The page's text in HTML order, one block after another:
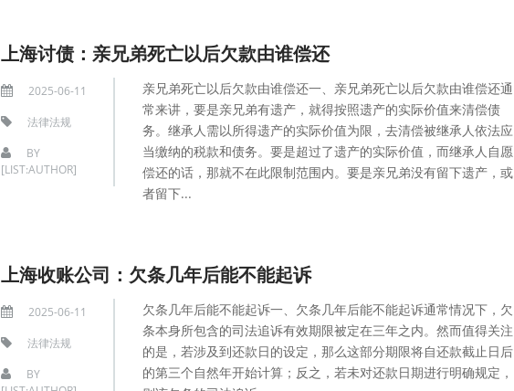
上海讨债：亲兄弟死亡以后欠款由谁偿还
2025-06-11
法律法规
BY
[LIST:AUTHOR]
亲兄弟死亡以后欠款由谁偿还一、亲兄弟死亡以后欠款由谁偿还通
常来讲，要是亲兄弟有遗产，就得按照遗产的实际价值来清偿债
务。继承人需以所得遗产的实际价值为限，去清偿被继承人依法应
当缴纳的税款和债务。要是超过了遗产的实际价值，而继承人自愿
偿还的话，那就不在此限制范围内。要是亲兄弟没有留下遗产，或
者留下...
上海收账公司：欠条几年后能不能起诉
2025-06-11
法律法规
BY
欠条几年后能不能起诉一、欠条几年后能不能起诉通常情况下，欠
条本身所包含的司法追诉有效期限被定在三年之内。然而值得关注
的是，若涉及到还款日的设定，那么这部分期限将自还款截止日后
的第三个自然年开始计算；反之，若未对还款日期进行明确规定，